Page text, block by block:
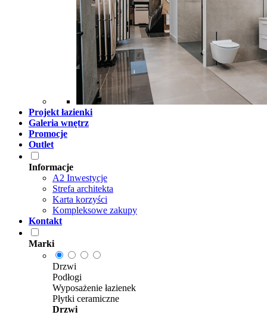
Projekt łazienki
Galeria wnętrz
Promocje
Outlet
Informacje
A2 Inwestycje
Strefa architekta
Karta korzyści
Kompleksowe zakupy
Kontakt
Marki
Drzwi
Podłogi
Wyposażenie łazienek
Płytki ceramiczne
Drzwi